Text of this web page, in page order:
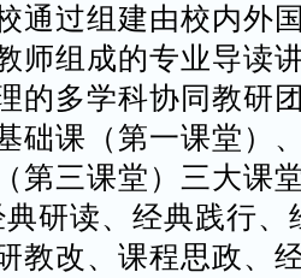
通过组建由校内外
师组成的专业导读
的多学科协同教研
础课（第一课堂）
第三课堂）三大课
研读、经典践行、
教改、课程思政、